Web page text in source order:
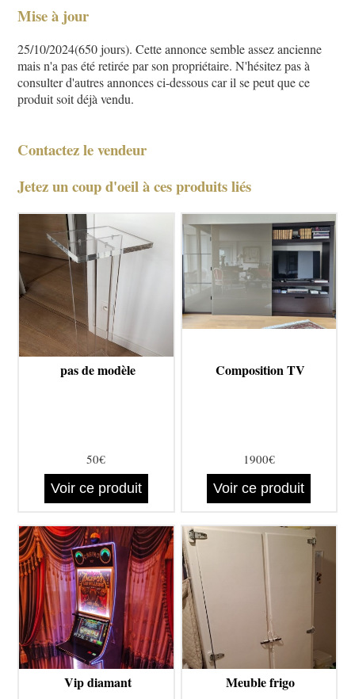
Mise à jour
25/10/2024(650 jours). Cette annonce semble assez ancienne
mais n'a pas été retirée par son propriétaire. N'hésitez pas à
consulter d'autres annonces ci-dessous car il se peut que ce
produit soit déjà vendu.
Contactez le vendeur
Jetez un coup d'oeil à ces produits liés
pas de modèle
50€
Voir ce produit
Composition TV
1900€
Voir ce produit
Vip diamant Meuble frigo